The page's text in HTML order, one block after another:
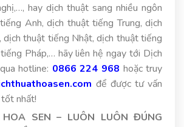
hay dịch thuật sang nhiều ngôn
Anh, dịch thuật tiếng Trung, dịch
dịch thuật tiếng Nhật, dịch thuật tiếng
Pháp,… hãy liên hệ ngay tới Dịch
hotline: 0866 224 968 hoặc truy
để được tư vấn
nhất!
SEN – LUÔN LUÔN ĐÚNG